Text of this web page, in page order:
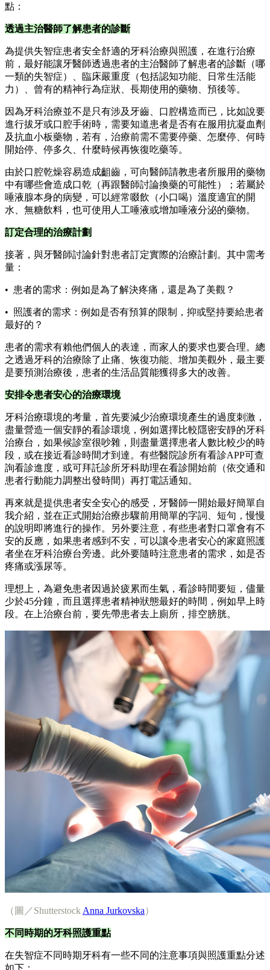
點：
透過主治醫師了解患者的診斷
為提供失智症患者安全舒適的牙科治療與照護，在進行治療
前，最好能讓牙醫師透過患者的主治醫師了解患者的診斷（哪
一類的失智症）、臨床嚴重度（包括認知功能、日常生活能
力）、曾有的精神行為症狀、長期使用的藥物、預後等。
因為牙科治療並不是只有涉及牙齒、口腔構造而已，比如說要
進行拔牙或口腔手術時，需要知道患者是否有在服用抗凝血劑
及抗血小板藥物，若有，治療前需不需要停藥、怎麼停、何時
開始停、停多久、什麼時候再恢復吃藥等。
由於口腔乾燥容易造成齟齒，可向醫師請教患者所服用的藥物
中有哪些會造成口乾（再跟醫師討論換藥的可能性）；若屬於
唾液腺本身的病變，可以經常啜飲（小口喝）溫度適宜的開
水、無糖飲料，也可使用人工唾液或增加唾液分泌的藥物。
訂定合理的治療計劃
接著，與牙醫師討論針對患者訂定實際的治療計劃。其中需考
量：
• 患者的需求：例如是為了解決疼痛，還是為了美觀？
• 照護者的需求：例如是否有預算的限制，抑或堅持要給患者
最好的？
患者的需求有賴他們個人的表達，而家人的要求也要合理。總
之透過牙科的治療除了止痛、恢復功能、增加美觀外，最主要
是要預測治療後，患者的生活品質能獲得多大的改善。
安排令患者安心的治療環境
牙科治療環境的考量，首先要減少治療環境產生的過度刺激，
盡量營造一個安靜的看診環境，例如選擇比較隱密安靜的牙科
治療台，如果候診室很吵雜，則盡量選擇患者人數比較少的時
段，或在接近看診時間才到達。有些醫院診所有看診APP可查
詢看診進度，或可拜託診所牙科助理在看診開始前（依交通和
患者行動能力調整出發時間）再打電話通知。
再來就是提供患者安全安心的感受，牙醫師一開始最好簡單自
我介紹，並在正式開始治療步驟前用簡單的字詞、短句，慢慢
的說明即將進行的操作。另外要注意，有些患者對口罩會有不
安的反應，如果患者感到不安，可以讓令患者安心的家庭照護
者坐在牙科治療台旁邊。此外要隨時注意患者的需求，如是否
疼痛或漲尿等。
理想上，為避免患者因過於疲累而生氣，看診時間要短，儘量
少於45分鐘，而且選擇患者精神狀態最好的時間，例如早上時
段。在上治療台前，要先帶患者去上廁所，排空膀胱。
（圖／Shutterstock Anna Jurkovska）
不同時期的牙科照護重點
在失智症不同時期牙科有一些不同的注意事項與照護重點分述
如下：